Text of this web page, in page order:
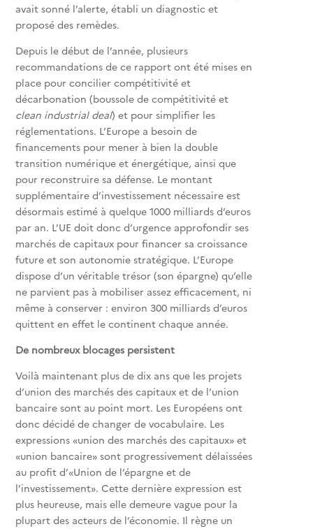
avait sonné l’alerte, établi un diagnostic et
proposé des remèdes.
Depuis le début de l’année, plusieurs
recommandations de ce rapport ont été mises en
place pour concilier compétitivité et
décarbonation (boussole de compétitivité et
clean industrial deal) et pour simplifier les
réglementations. L’Europe a besoin de
financements pour mener à bien la double
transition numérique et énergétique, ainsi que
pour reconstruire sa défense. Le montant
supplémentaire d’investissement nécessaire est
désormais estimé à quelque 1000 milliards d’euros
par an. L’UE doit donc d’urgence approfondir ses
marchés de capitaux pour financer sa croissance
future et son autonomie stratégique. L’Europe
dispose d’un véritable trésor (son épargne) qu’elle
ne parvient pas à mobiliser assez efficacement, ni
même à conserver : environ 300 milliards d’euros
quittent en effet le continent chaque année.
De nombreux blocages persistent
Voilà maintenant plus de dix ans que les projets
d’union des marchés des capitaux et de l’union
bancaire sont au point mort. Les Européens ont
donc décidé de changer de vocabulaire. Les
expressions «union des marchés des capitaux» et
«union bancaire» sont progressivement délaissées
au profit d’«Union de l’épargne et de
l’investissement». Cette dernière expression est
plus heureuse, mais elle demeure vague pour la
plupart des acteurs de l’économie. Il règne un